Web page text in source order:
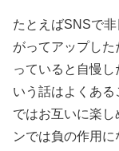
たとえばSNSで
がってアップし
っていると自慢
いう話はよくあ
ではお互いに楽
ンでは負の作用に